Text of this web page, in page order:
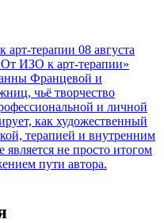
арт-терапии 08 августа
ИЗО к арт-терапии»
Францевой и
чьё творчество
и личной
как художественный
терапией и внутренним
является не просто итогом
пути автора.